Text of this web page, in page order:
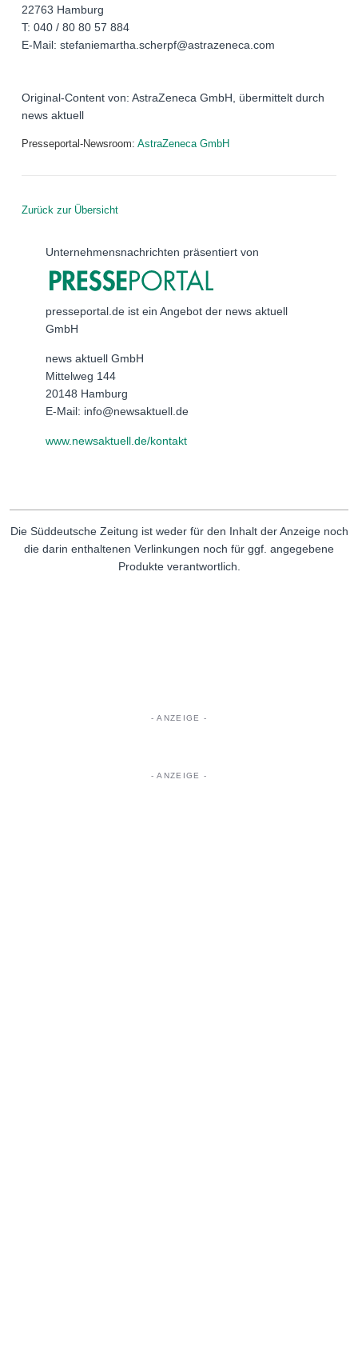
22763 Hamburg
T: 040 / 80 80 57 884
E-Mail: stefaniemartha.scherpf@astrazeneca.com
Original-Content von: AstraZeneca GmbH, übermittelt durch
news aktuell
Presseportal-Newsroom: AstraZeneca GmbH
Zurück zur Übersicht
Unternehmensnachrichten präsentiert von
presseportal.de ist ein Angebot der news aktuell
GmbH
news aktuell GmbH
Mittelweg 144
20148 Hamburg
E-Mail: info@newsaktuell.de
www.newsaktuell.de/kontakt
Die Süddeutsche Zeitung ist weder für den Inhalt der Anzeige noch
die darin enthaltenen Verlinkungen noch für ggf. angegebene
Produkte verantwortlich.